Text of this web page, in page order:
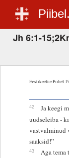
Jh 6:1-
Eestikeelne Piibel
42
Ja keegi
uudseleiba -
vastvalminud
saaksid!”
43
Aga tema